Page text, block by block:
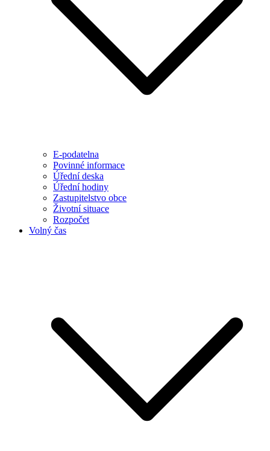
E-podatelna
Povinné informace
Úřední deska
Úřední hodiny
Zastupitelstvo obce
Životní situace
Rozpočet
Volný čas